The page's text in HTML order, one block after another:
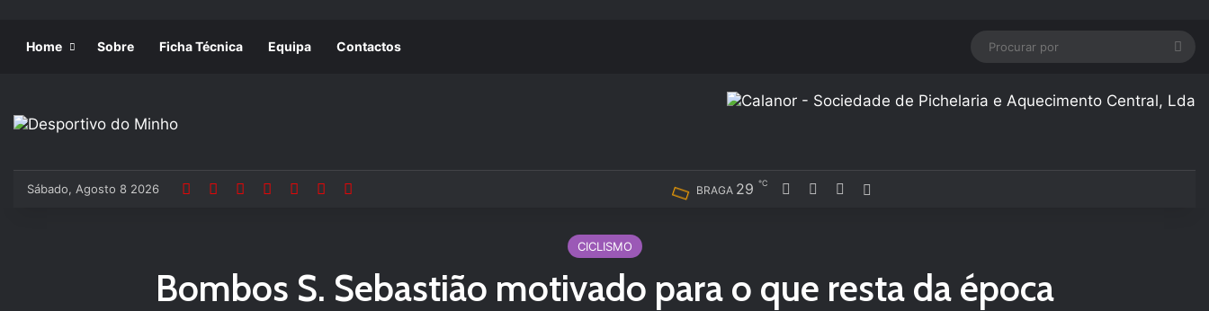
Home Sobre Ficha Técnica Equipa Contactos
Sábado, Agosto 8 2026 BRAGA 29 ℃ FacebookYouTubeInstagram
CICLISMO
Bombos S. Sebastião motivado para o que resta da época